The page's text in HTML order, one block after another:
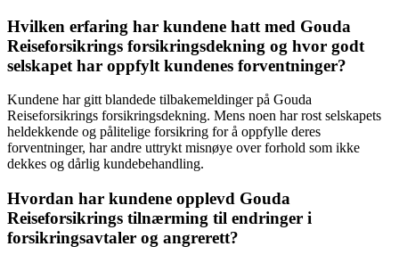
Hvilken erfaring har kundene hatt med Gouda
Reiseforsikrings forsikringsdekning og hvor godt
selskapet har oppfylt kundenes forventninger?
Kundene har gitt blandede tilbakemeldinger på Gouda
Reiseforsikrings forsikringsdekning. Mens noen har rost selskapets
heldekkende og pålitelige forsikring for å oppfylle deres
forventninger, har andre uttrykt misnøye over forhold som ikke
dekkes og dårlig kundebehandling.
Hvordan har kundene opplevd Gouda
Reiseforsikrings tilnærming til endringer i
forsikringsavtaler og angrerett?